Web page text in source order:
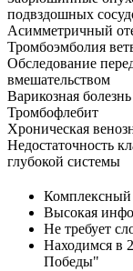
подвздошных
Асимметричный
Тромбоэмболия
Обследование
вмешательством
Варикозная болезнь
Тромбофлебит
Хроническая
Недостаточность
глубокой системы
Комплексный
Высокая
Не требует
Находимся в
Победы"